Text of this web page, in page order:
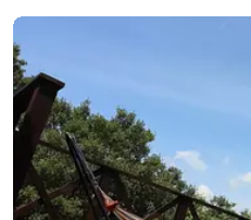
間。夏場でもエアコン完備で快
上に寝転んで夜空を見上げれば...